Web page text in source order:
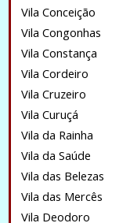
Vila Conceição
Vila Congonhas
Vila Constança
Vila Cordeiro
Vila Cruzeiro
Vila Curuçá
Vila da Rainha
Vila da Saúde
Vila das Belezas
Vila das Mercês
Vila Deodoro